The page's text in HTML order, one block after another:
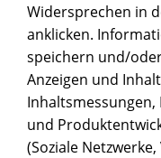
Widersprechen in
anklicken.
speichern und/
Anzeigen und
und
(Soziale Netzwerke,